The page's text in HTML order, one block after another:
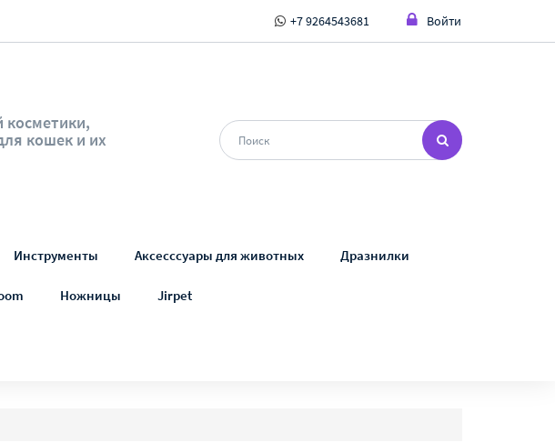
+7 9264543681 Войти
косметики,
кошек и их
Инструменты Аксесссуары для животных Дразнилки
Ножницы Jirpet